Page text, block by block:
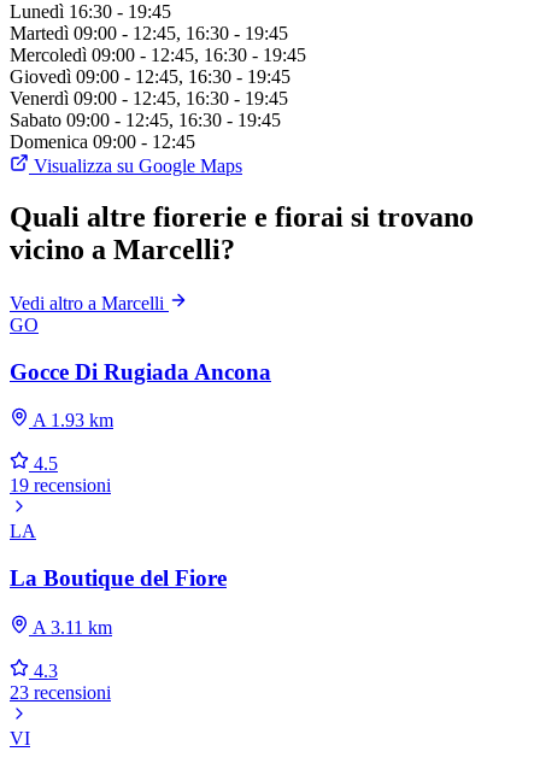
Lunedì 16:30 - 19:45
Martedì 09:00 - 12:45, 16:30 - 19:45
Mercoledì 09:00 - 12:45, 16:30 - 19:45
Giovedì 09:00 - 12:45, 16:30 - 19:45
Venerdì 09:00 - 12:45, 16:30 - 19:45
Sabato 09:00 - 12:45, 16:30 - 19:45
Domenica 09:00 - 12:45
Visualizza su Google Maps
Quali altre fiorerie e fiorai si trovano
vicino a Marcelli?
Vedi altro a Marcelli
GO
Gocce Di Rugiada Ancona
A 1.93 km
4.5
19 recensioni
LA
La Boutique del Fiore
A 3.11 km
4.3
23 recensioni
VI